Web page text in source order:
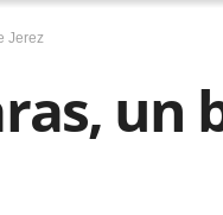
Jerez
un